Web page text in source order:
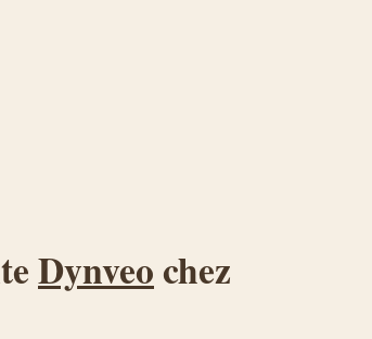
Dynveochez